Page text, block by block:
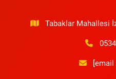
Tabaklar Mahallesi
[email